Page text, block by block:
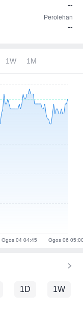
--
Perolehan
--
1W 1M
1D 1W